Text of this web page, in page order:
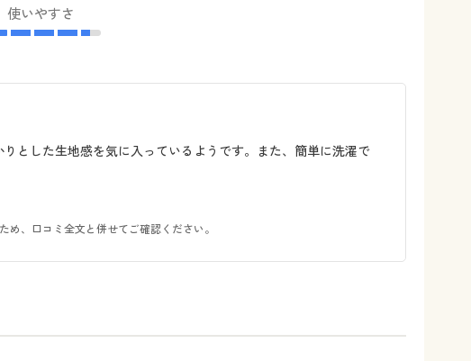
使いやすさ
とした生地感を気に入っているようです。また、簡単に洗濯で
、口コミ全文と併せてご確認ください。